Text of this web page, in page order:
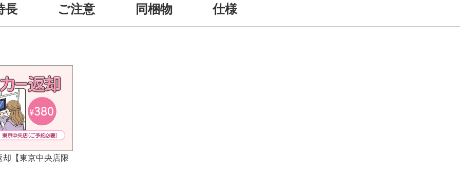
長 ご注意 同梱物 仕様
却【東京中央店限